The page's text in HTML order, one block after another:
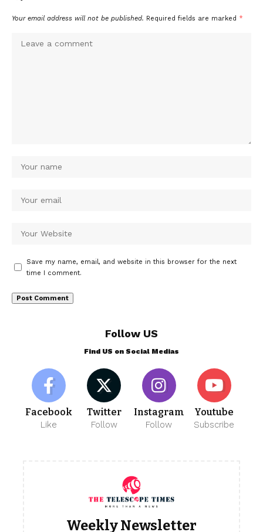
Your email address will not be published. Required fields are marked *
Save my name, email, and website in this browser for the next
time I comment.
Follow US
Find US on Social Medias
Facebook
Like
Twitter
Follow
Instagram
Follow
Youtube
Subscribe
Weekly Newsletter